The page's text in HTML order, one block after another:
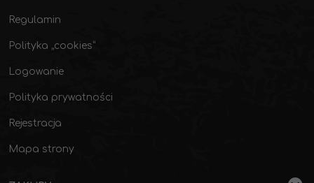
Regulamin
Polityka „cookies”
Logowanie
Polityka prywatności
Rejestracja
Mapa strony